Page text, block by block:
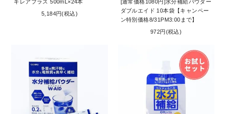
キレアプラス 500mL×24本
5,184円(税込)
[通常価格1080円]水分補給パウダー
ダブルエイド 10本袋【キャンペー
ン特別価格8/31PM3:00まで】
972円(税込)